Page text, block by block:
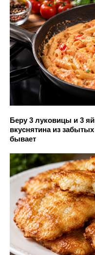
Беру 3 луковицы и 3
вкуснятина из
бывает